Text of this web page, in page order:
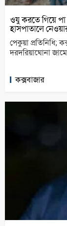
ওযু করতে গিয়ে
হাসপাতালে
পেকুয়া প্রতিনিধি;
দরদরিয়াঘোনা
কক্সবাজার